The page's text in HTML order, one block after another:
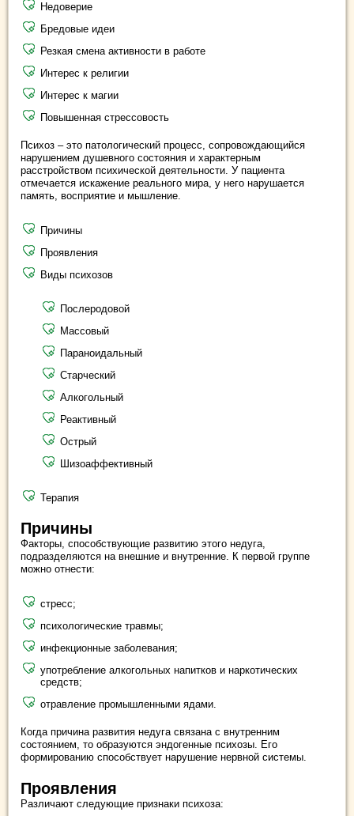
Недоверие
Бредовые идеи
Резкая смена активности в работе
Интерес к религии
Интерес к магии
Повышенная стрессовость
Психоз – это патологический процесс, сопровождающийся
нарушением душевного состояния и характерным
расстройством психической деятельности. У пациента
отмечается искажение реального мира, у него нарушается
память, восприятие и мышление.
Причины
Проявления
Виды психозов
Послеродовой
Массовый
Параноидальный
Старческий
Алкогольный
Реактивный
Острый
Шизоаффективный
Терапия
Причины
Факторы, способствующие развитию этого недуга,
подразделяются на внешние и внутренние. К первой группе
можно отнести:
стресс;
психологические травмы;
инфекционные заболевания;
употребление алкогольных напитков и наркотических
средств;
отравление промышленными ядами.
Когда причина развития недуга связана с внутренним
состоянием, то образуются эндогенные психозы. Его
формированию способствует нарушение нервной системы.
Проявления
Различают следующие признаки психоза: